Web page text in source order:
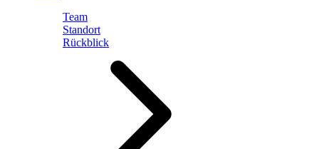
Team
Standort
Rückblick